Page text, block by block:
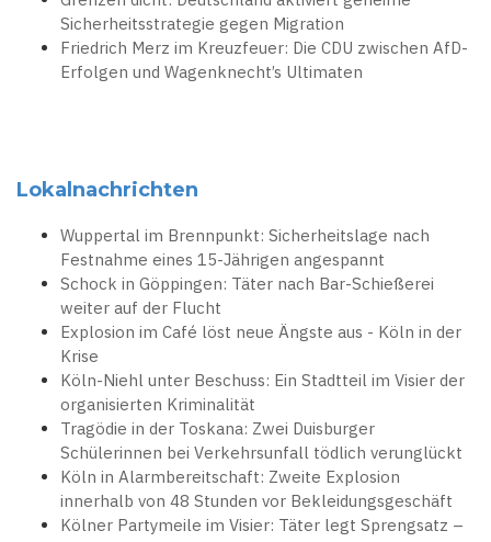
Sicherheitsstrategie gegen Migration
Friedrich Merz im Kreuzfeuer: Die CDU zwischen AfD-
Erfolgen und Wagenknecht’s Ultimaten
Lokalnachrichten
Wuppertal im Brennpunkt: Sicherheitslage nach
Festnahme eines 15-Jährigen angespannt
Schock in Göppingen: Täter nach Bar-Schießerei
weiter auf der Flucht
Explosion im Café löst neue Ängste aus - Köln in der
Krise
Köln-Niehl unter Beschuss: Ein Stadtteil im Visier der
organisierten Kriminalität
Tragödie in der Toskana: Zwei Duisburger
Schülerinnen bei Verkehrsunfall tödlich verunglückt
Köln in Alarmbereitschaft: Zweite Explosion
innerhalb von 48 Stunden vor Bekleidungsgeschäft
Kölner Partymeile im Visier: Täter legt Sprengsatz –